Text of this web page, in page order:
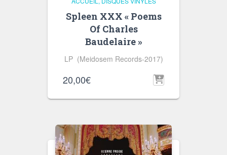
Spleen XXX « Poems
Of Charles
Baudelaire »
LP (Meidosem Records-2017)
20,00€